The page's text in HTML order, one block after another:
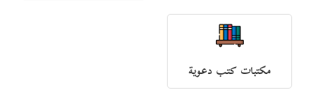
مكتبات كتب دعوية